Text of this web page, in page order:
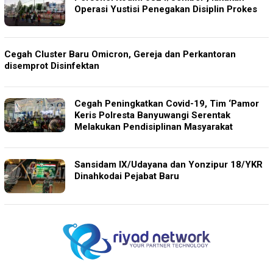
Operasi Yustisi Penegakan Disiplin Prokes
Cegah Cluster Baru Omicron, Gereja dan Perkantoran
disemprot Disinfektan
Cegah Peningkatkan Covid-19, Tim ‘Pamor
Keris Polresta Banyuwangi Serentak
Melakukan Pendisiplinan Masyarakat
Sansidam IX/Udayana dan Yonzipur 18/YKR
Dinahkodai Pejabat Baru